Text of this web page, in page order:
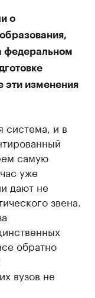
о
федеральном
эти изменения
система, и в
самую
уже
дают не
звена.
обратно
вузов не